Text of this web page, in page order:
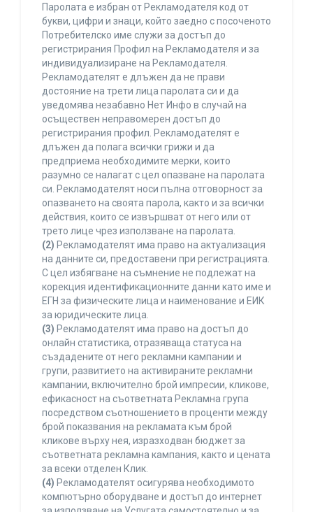
Паролата е избран от Рекламодателя код от
букви, цифри и знаци, който заедно с посоченото
Потребителско име служи за достъп до
регистрирания Профил на Рекламодателя и за
индивидуализиране на Рекламодателя.
Рекламодателят е длъжен да не прави
достояние на трети лица паролата си и да
уведомява незабавно Нет Инфо в случай на
осъществен неправомерен достъп до
регистрирания профил. Рекламодателят е
длъжен да полага всички грижи и да
предприема необходимите мерки, които
разумно се налагат с цел опазване на паролата
си. Рекламодателят носи пълна отговорност за
опазването на своята парола, както и за всички
действия, които се извършват от него или от
трето лице чрез използване на паролата.
(2) Рекламодателят има право на актуализация
на данните си, предоставени при регистрацията.
С цел избягване на съмнение не подлежат на
корекция идентификационните данни като име и
ЕГН за физическите лица и наименование и ЕИК
за юридическите лица.
(3) Рекламодателят има право на достъп до
онлайн статистика, отразяваща статуса на
създадените от него рекламни кампании и
групи, развитието на активираните рекламни
кампании, включително брой импресии, кликове,
ефикасност на съответната Рекламна група
посредством съотношението в проценти между
брой показвания на рекламата към брой
кликове върху нея, изразходван бюджет за
съответната рекламна кампания, както и цената
за всеки отделен Клик.
(4) Рекламодателят осигурява необходимото
компютърно оборудване и достъп до интернет